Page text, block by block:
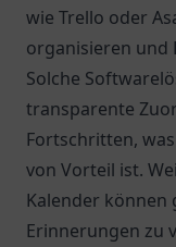
wie Trello oder
organisieren und
Solche
transparente
Fortschritten,
von Vorteil ist.
Kalender können
Erinnerungen zu